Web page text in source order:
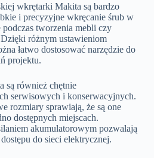
wkrętarki Makita są bardzo
i precyzyjne wkręcanie śrub w
tworzenia mebli czy
różnym ustawieniom
łatwo dostosować narzędzie do
projektu.
są również chętnie
serwisowych i konserwacyjnych.
rozmiary sprawiają, że są one
dostępnych miejscach.
akumulatorowym pozwalają
do sieci elektrycznej.